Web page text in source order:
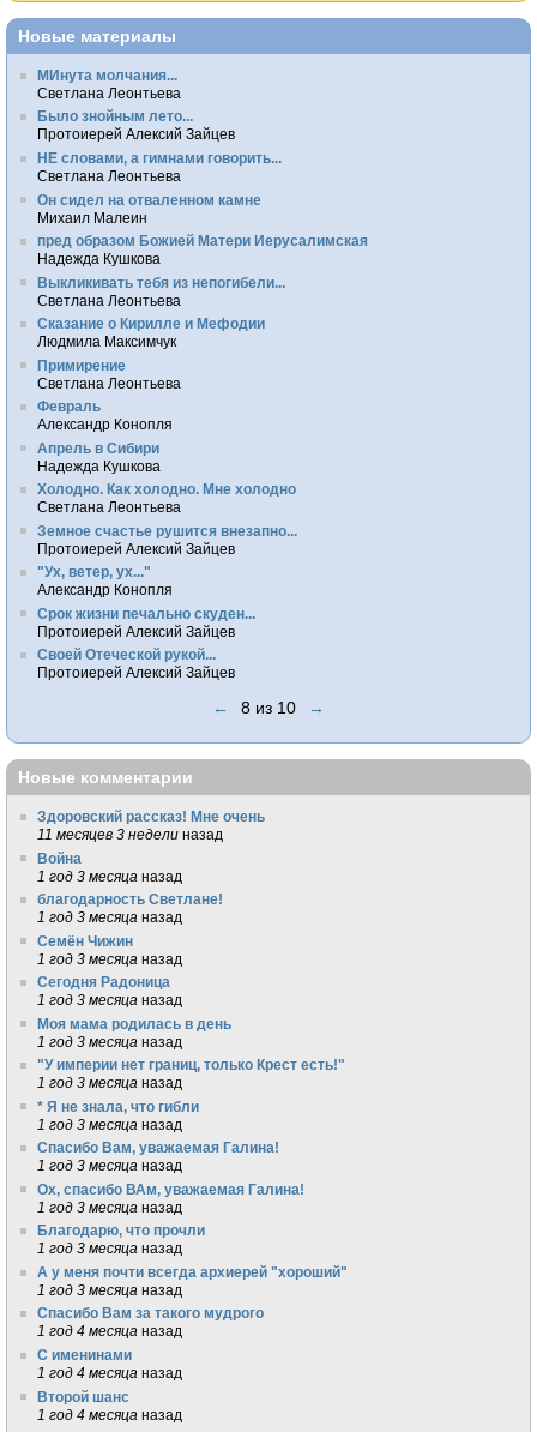
Новые материалы
МИнута молчания...
Светлана Леонтьева
Было знойным лето...
Протоиерей Алексий Зайцев
НЕ словами, а гимнами говорить...
Светлана Леонтьева
Он сидел на отваленном камне
Михаил Малеин
пред образом Божией Матери Иерусалимская
Надежда Кушкова
Выкликивать тебя из непогибели...
Светлана Леонтьева
Сказание о Кирилле и Мефодии
Людмила Максимчук
Примирение
Светлана Леонтьева
Февраль
Александр Конопля
Апрель в Сибири
Надежда Кушкова
Холодно. Как холодно. Мне холодно
Светлана Леонтьева
Земное счастье рушится внезапно...
Протоиерей Алексий Зайцев
"Ух, ветер, ух..."
Александр Конопля
Срок жизни печально скуден...
Протоиерей Алексий Зайцев
Своей Отеческой рукой...
Протоиерей Алексий Зайцев
← 8 из 10 →
Новые комментарии
Здоровский рассказ! Мне очень
11 месяцев 3 недели назад
Война
1 год 3 месяца назад
благодарность Светлане!
1 год 3 месяца назад
Семён Чижин
1 год 3 месяца назад
Сегодня Радоница
1 год 3 месяца назад
Моя мама родилась в день
1 год 3 месяца назад
"У империи нет границ, только Крест есть!"
1 год 3 месяца назад
* Я не знала, что гибли
1 год 3 месяца назад
Спасибо Вам, уважаемая Галина!
1 год 3 месяца назад
Ох, спасибо ВАм, уважаемая Галина!
1 год 3 месяца назад
Благодарю, что прочли
1 год 3 месяца назад
А у меня почти всегда архиерей "хороший"
1 год 3 месяца назад
Спасибо Вам за такого мудрого
1 год 4 месяца назад
С именинами
1 год 4 месяца назад
Второй шанс
1 год 4 месяца назад